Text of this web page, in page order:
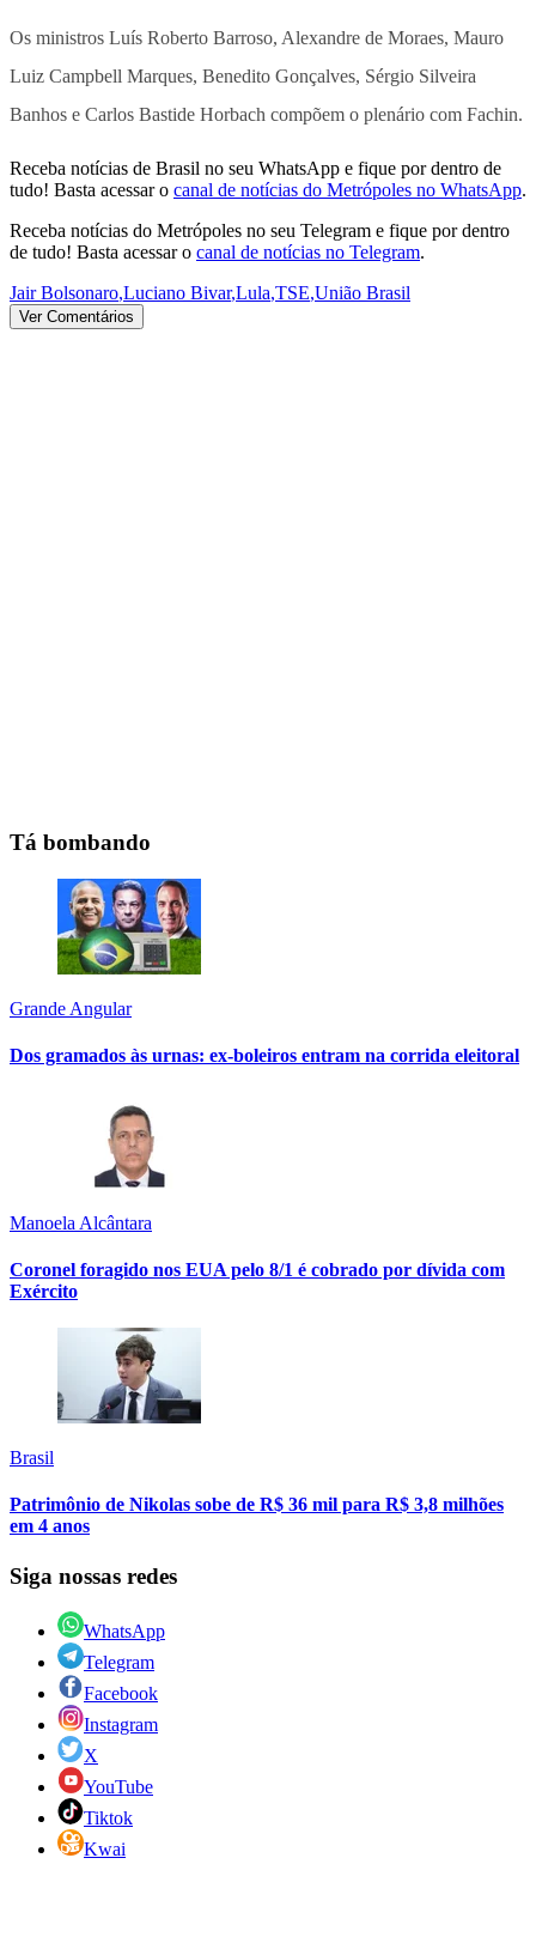
Os ministros Luís Roberto Barroso, Alexandre de Moraes, Mauro
Luiz Campbell Marques, Benedito Gonçalves, Sérgio Silveira
Banhos e Carlos Bastide Horbach compõem o plenário com Fachin.
Receba notícias de Brasil no seu WhatsApp e fique por dentro de
tudo! Basta acessar o canal de notícias do Metrópoles no WhatsApp.
Receba notícias do Metrópoles no seu Telegram e fique por dentro
de tudo! Basta acessar o canal de notícias no Telegram.
Jair Bolsonaro,Luciano Bivar,Lula,TSE,União Brasil
Ver Comentários
Tá bombando
Grande Angular
Dos gramados às urnas: ex-boleiros entram na corrida eleitoral
Manoela Alcântara
Coronel foragido nos EUA pelo 8/1 é cobrado por dívida com
Exército
Brasil
Patrimônio de Nikolas sobe de R$ 36 mil para R$ 3,8 milhões
em 4 anos
Siga nossas redes
WhatsApp
Telegram
Facebook
Instagram
X
YouTube
Tiktok
Kwai